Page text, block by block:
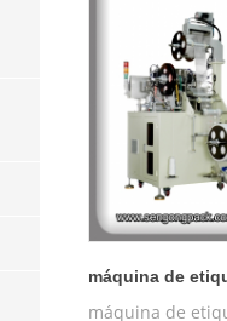
máquina de
máquina de